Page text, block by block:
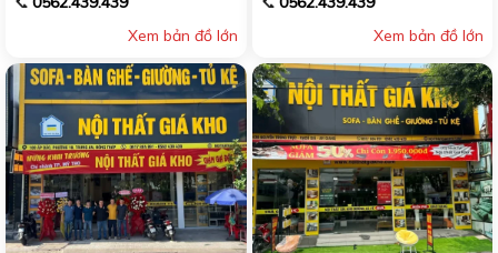
Xem bản đồ lớn
Xem bản đồ lớn